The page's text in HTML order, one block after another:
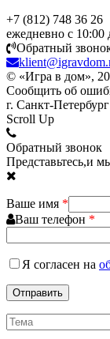
+7 (812) 748 36 26
ежедневно с 10:00
Обратный
© «Игра в дом»,
Сообщить об
г. Санкт-
Scroll Up
Обратный звонок
Представьтесь,и
Ваше имя *
Ваш телефон *
Я согласен на